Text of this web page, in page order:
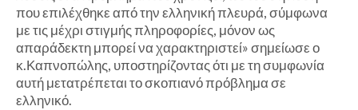
που επιλέχθηκε από την ελληνική πλευρά, σύμφωνα
με τις μέχρι στιγμής πληροφορίες, μόνον ως
απαράδεκτη μπορεί να χαρακτηριστεί» σημείωσε ο
κ.Καπνοπώλης, υποστηρίζοντας ότι με τη συμφωνία
αυτή μετατρέπεται το σκοπιανό πρόβλημα σε
ελληνικό.